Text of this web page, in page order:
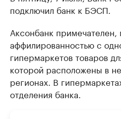
подключил банк к БЭСП.
Аксонбанк
аффилированностью с
гипермаркетов товаров
которой расположены в
регионах. В
отделения банка.